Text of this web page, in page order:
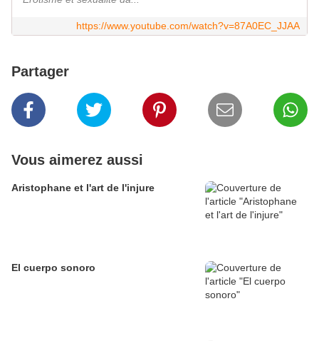
https://www.youtube.com/watch?v=87A0EC_JJAA
Partager
Vous aimerez aussi
Aristophane et l'art de l'injure
El cuerpo sonoro